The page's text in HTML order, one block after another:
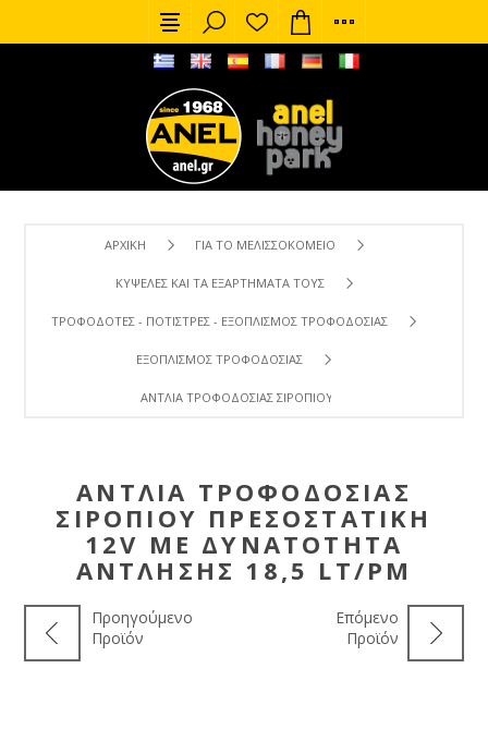
ΑΡΧΙΚΉ ΓΙΑ ΤΟ ΜΕΛΙΣΣΟΚΟΜΕΊΟ
ΚΥΨΈΛΕΣ ΚΑΙ ΤΑ ΕΞΑΡΤΉΜΑΤΑ ΤΟΥΣ
ΤΡΟΦΟΔΌΤΕΣ - ΠΟΤΊΣΤΡΕΣ - ΕΞΟΠΛΙΣΜΌΣ ΤΡΟΦΟΔΟΣΊΑΣ
ΕΞΟΠΛΙΣΜΌΣ ΤΡΟΦΟΔΟΣΊΑΣ
ΑΝΤΛΊΑ ΤΡΟΦΟΔΟΣΊΑΣ ΣΙΡΟΠΙΟΎ ΠΡΕΣΟΣΤΑΤΙΚΉ 12V ΜΕ
ΑΝΤΛΊΑ ΤΡΟΦΟΔΟΣΊΑΣ
ΣΙΡΟΠΙΟΎ ΠΡΕΣΟΣΤΑΤΙΚΉ
12V ΜΕ ΔΥΝΑΤΌΤΗΤΑ
ΆΝΤΛΗΣΗΣ 18,5 LT/PM
Προηγούμενο
Προϊόν
Επόμενο
Προϊόν